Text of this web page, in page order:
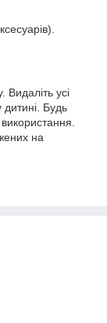
Видаліть усі
дитині. Будь
на